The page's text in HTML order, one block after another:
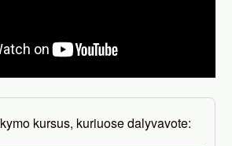
kursus, kuriuose dalyvavote: